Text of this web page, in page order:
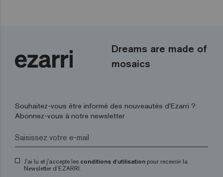
Dreams are made of
mosaics
Souhaitez-vous être informé des nouveautés d’Ezarri ?
Abonnez-vous à notre newsletter
J'ai lu et j'accepte les conditions d'utilisation pour recevoir la
Newsletter d’EZARRI.